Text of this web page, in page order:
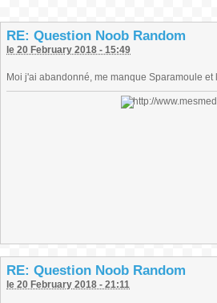
RE: Question Noob Random
le 20 February 2018 - 15:49
Moi j'ai abandonné, me manque Sparamoule et
RE: Question Noob Random
le 20 February 2018 - 21:11